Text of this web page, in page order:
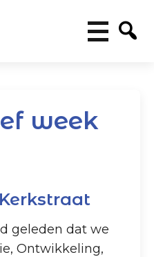
week
geleden dat we
Ontwikkeling,